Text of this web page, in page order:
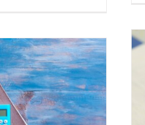
Invordering
Invordering